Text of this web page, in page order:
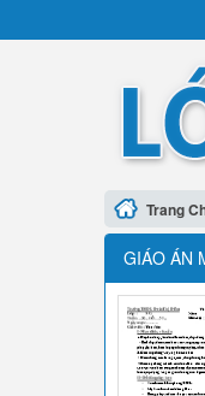
Trang
GIÁO ÁN